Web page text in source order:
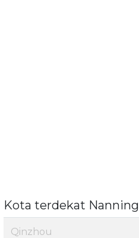
Kota terdekat Nanning
Qinzhou